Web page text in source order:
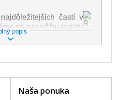
častí v
na najvyššiu kvalitu
dielu. Slúži k
či obrazu v rôznej
Medzi najčastejšie
prasklinu alebo
popis
Naša ponuka